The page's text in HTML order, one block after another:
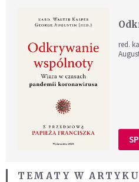
red.
TEMATY W